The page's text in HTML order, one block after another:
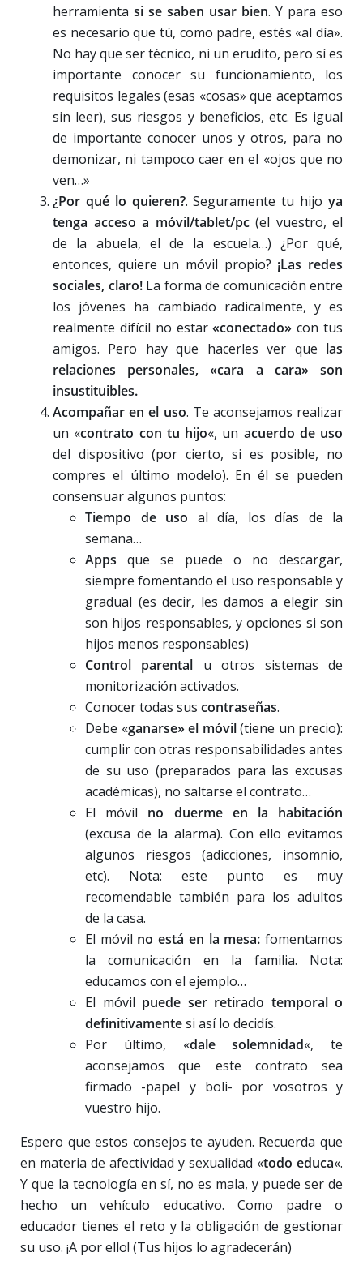
herramienta si se saben usar bien. Y para eso
es necesario que tú, como padre, estés «al día».
No hay que ser técnico, ni un erudito, pero sí es
importante conocer su funcionamiento, los
requisitos legales (esas «cosas» que aceptamos
sin leer), sus riesgos y beneficios, etc. Es igual
de importante conocer unos y otros, para no
demonizar, ni tampoco caer en el «ojos que no
ven…»
¿Por qué lo quieren?. Seguramente tu hijoya
tenga acceso a móvil/tablet/pc(el vuestro, el
de la abuela, el de la escuela…) ¿Por qué,
entonces, quiere un móvil propio? ¡Las redes
sociales, claro!La forma de comunicación entre
los jóvenes ha cambiado radicalmente, y es
realmente difícil no estar«conectado» con tus
amigos. Pero hay que hacerles ver que las
relaciones personales, «cara a cara» son
insustituibles.
Acompañar en el uso. Te aconsejamos realizar
un «contrato con tu hijo«, un acuerdo de uso
del dispositivo (por cierto, si es posible, no
compres el último modelo). En él se pueden
consensuar algunos puntos:
Tiempo de uso al día, los días de la
semana…
Apps que se puede o no descargar,
siempre fomentando el uso responsable y
gradual (es decir, les damos a elegir sin
son hijos responsables, y opciones si son
hijos menos responsables)
Control parental u otros sistemas de
monitorización activados.
Conocer todas sus contraseñas.
Debe «ganarse» el móvil(tiene un precio):
cumplir con otras responsabilidades antes
de su uso (preparados para las excusas
académicas), no saltarse el contrato…
El móvil no duerme en la habitación
(excusa de la alarma). Con ello evitamos
algunos riesgos (adicciones, insomnio,
etc). Nota: este punto es muy
recomendable también para los adultos
de la casa.
El móvil no está en la mesa: fomentamos
la comunicación en la familia. Nota:
educamos con el ejemplo…
El móvil puede ser retirado temporal o
definitivamentesi así lo decidís.
Por último, «dale solemnidad«, te
aconsejamos que este contrato sea
firmado -papel y boli- por vosotros y
vuestro hijo.
Espero que estos consejos te ayuden. Recuerda que
en materia de afectividad y sexualidad «todo educa«.
Y que la tecnología en sí, no es mala, y puede ser de
hecho un vehículo educativo. Como padre o
educador tienes el reto y la obligación de gestionar
su uso. ¡A por ello! (Tus hijos lo agradecerán)